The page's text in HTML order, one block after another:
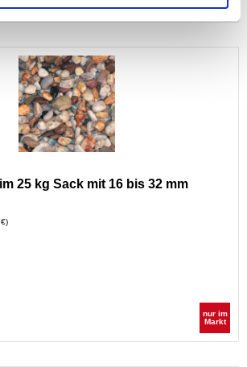
25 kg Sack mit 16 bis 32 mm
nur im
Markt